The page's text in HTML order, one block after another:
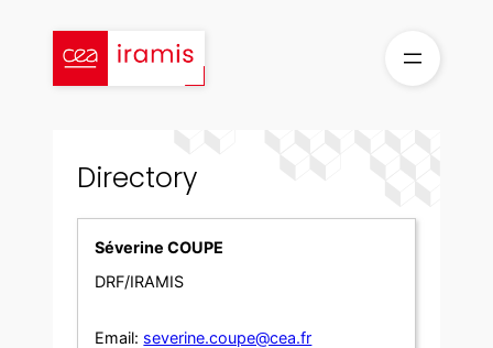
content
Directory
Séverine COUPE
DRF/IRAMIS
Email: severine.coupe@cea.fr